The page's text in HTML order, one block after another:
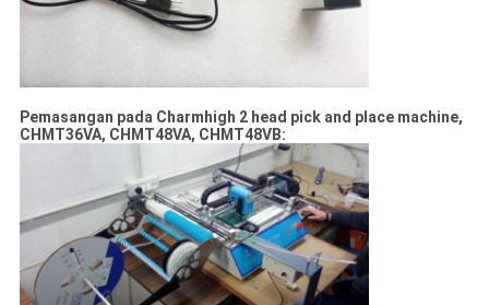
Pemasangan pada Charmhigh 2 head pick and place machine,
CHMT36VA, CHMT48VA, CHMT48VB: